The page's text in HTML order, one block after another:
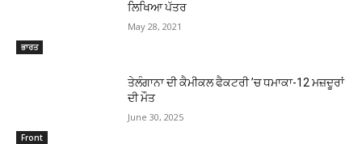
ਭਾਰਤ
ਲਿਖਿਆ ਪੱਤਰ
May 28, 2021
Front
ਤੇਲੰਗਾਨਾ ਦੀ ਕੈਮੀਕਲ ਫੈਕਟਰੀ ’ਚ ਧਮਾਕਾ-12 ਮਜ਼ਦੂਰਾਂ
ਦੀ ਮੌਤ
June 30, 2025